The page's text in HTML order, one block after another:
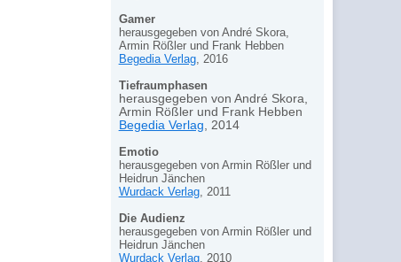
Gamer
herausgegeben von André Skora,
Armin Rößler und Frank Hebben
Begedia Verlag, 2016
Tiefraumphasen
herausgegeben von André Skora,
Armin Rößler und Frank Hebben
Begedia Verlag , 2014
Emotio
herausgegeben von Armin Rößler und
Heidrun Jänchen
Wurdack Verlag, 2011
Die Audienz
herausgegeben von Armin Rößler und
Heidrun Jänchen
Wurdack Verlag, 2010